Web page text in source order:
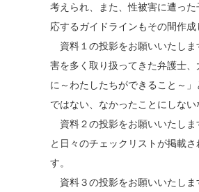
考えられ、また、性被害に遭っ
応するガイドラインもその間作成
資料１の投影をお願いいたしま
害を多く取り扱ってきた弁護士
に～わたしたちができること～
ではない、なかったことにしな
資料２の投影をお願いいたしま
と日々のチェックリストが掲載
す。
資料３の投影をお願いいたしま